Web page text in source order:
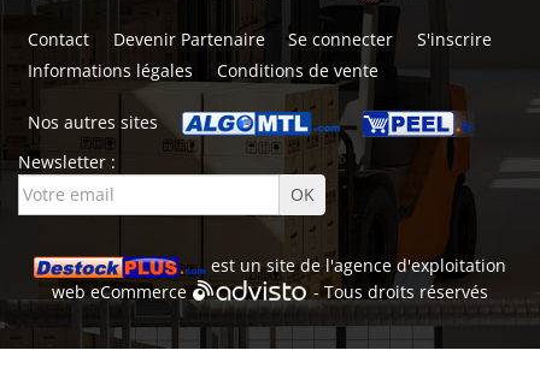
Contact Devenir Partenaire Se connecter
S'inscrire
Informations légales
Conditions de vente
Nos autres sites
Newsletter :
est un site de l'agence d'exploitation
webeCommerce - Tous droits réservés